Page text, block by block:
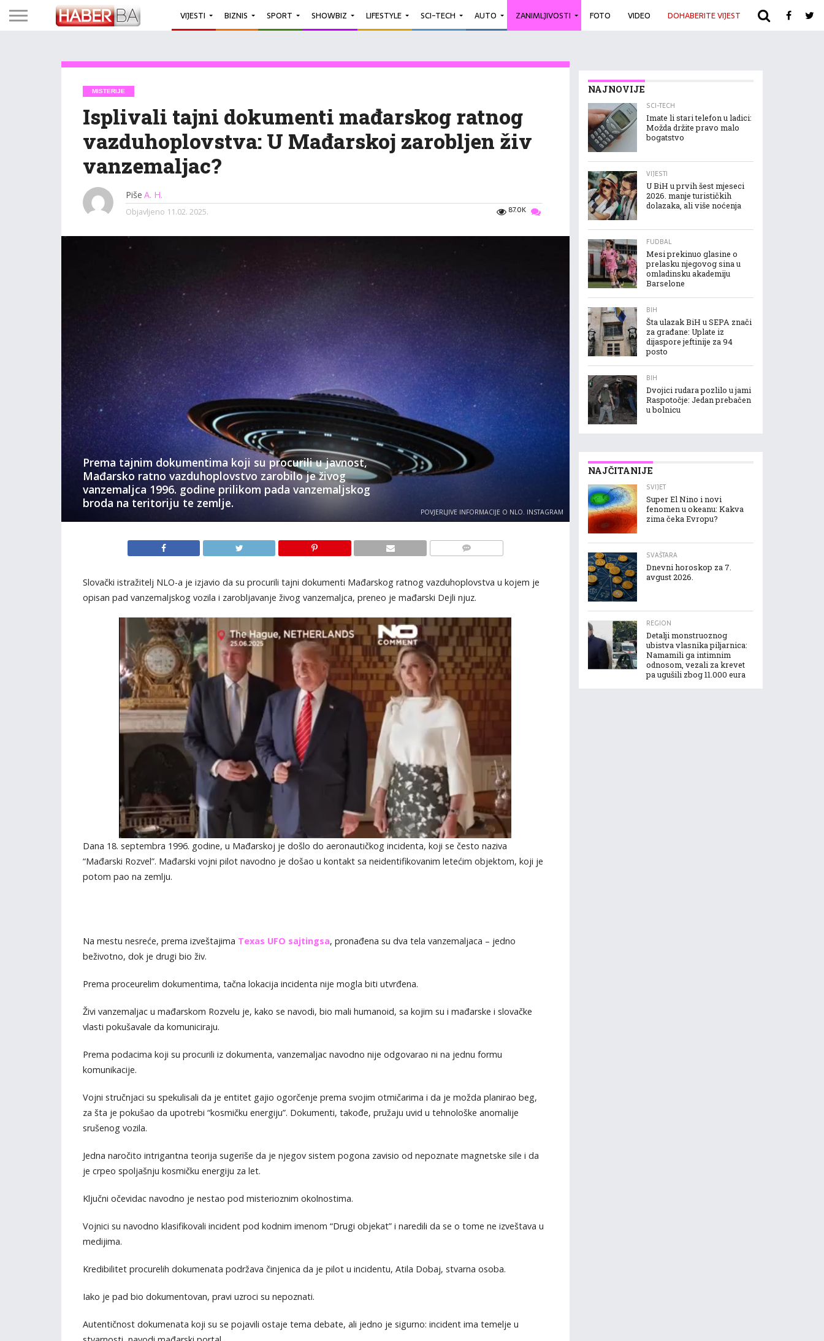
VIJESTI BIZNIS SPORT SHOWBIZ LIFESTYLE SCI-TECH AUTO ZANIMLJIVOSTI FOTO VIDEO DOHABERITE VIJEST ARHIVA
MISTERIJE
Isplivali tajni dokumenti mađarskog ratnog
vazduhoplovstva: U Mađarskoj zarobljen živ
vanzemaljac?
Piše A. H.
87.0K
Objavljeno 11.02. 2025.
Prema tajnim dokumentima koji su procurili u javnost,
Mađarsko ratno vazduhoplovstvo zarobilo je živog
vanzemaljca 1996. godine prilikom pada vanzemaljskog
broda na teritoriju te zemlje.
POVJERLJIVE INFORMACIJE O NLO. INSTAGRAM
Slovački istražitelj NLO-a je izjavio da su procurili tajni dokumenti Mađarskog ratnog vazduhoplovstva u kojem je
opisan pad vanzemaljskog vozila i zarobljavanje živog vanzemaljca, preneo je mađarski Dejli njuz.
Dana 18. septembra 1996. godine, u Mađarskoj je došlo do aeronautičkog incidenta, koji se često naziva
“Mađarski Rozvel”. Mađarski vojni pilot navodno je došao u kontakt sa neidentifikovanim letećim objektom, koji je
potom pao na zemlju.
Na mestu nesreće, prema izveštajima Texas UFO sajtingsa, pronađena su dva tela vanzemaljaca – jedno
beživotno, dok je drugi bio živ.
Prema proceurelim dokumentima, tačna lokacija incidenta nije mogla biti utvrđena.
Živi vanzemaljac u mađarskom Rozvelu je, kako se navodi, bio mali humanoid, sa kojim su i mađarske i slovačke
vlasti pokušavale da komuniciraju.
Prema podacima koji su procurili iz dokumenta, vanzemaljac navodno nije odgovarao ni na jednu formu
komunikacije.
Vojni stručnjaci su spekulisali da je entitet gajio ogorčenje prema svojim otmičarima i da je možda planirao beg,
za šta je pokušao da upotrebi “kosmičku energiju”. Dokumenti, takođe, pružaju uvid u tehnološke anomalije
srušenog vozila.
Jedna naročito intrigantna teorija sugeriše da je njegov sistem pogona zavisio od nepoznate magnetske sile i da
je crpeo spoljašnju kosmičku energiju za let.
Ključni očevidac navodno je nestao pod misterioznim okolnostima.
Vojnici su navodno klasifikovali incident pod kodnim imenom “Drugi objekat” i naredili da se o tome ne izveštava u
medijima.
Kredibilitet procurelih dokumenata podržava činjenica da je pilot u incidentu, Atila Dobaj, stvarna osoba.
Iako je pad bio dokumentovan, pravi uzroci su nepoznati.
Autentičnost dokumenata koji su se pojavili ostaje tema debate, ali jedno je sigurno: incident ima temelje u
NAJNOVIJE
SCI-TECH
Imate li stari telefon u ladici:
Možda držite pravo malo
bogatstvo
VIJESTI
U BiH u prvih šest mjeseci
2026. manje turističkih
dolazaka, ali više noćenja
FUDBAL
Mesi prekinuo glasine o
prelasku njegovog sina u
omladinsku akademiju
Barselone
BIH
Šta ulazak BiH u SEPA znači
za građane: Uplate iz
dijaspore jeftinije za 94
posto
BIH
Dvojici rudara pozlilo u jami
Raspotočje: Jedan prebačen
u bolnicu
NAJČITANIJE
SVIJET
Super El Nino i novi
fenomen u okeanu: Kakva
zima čeka Evropu?
SVAŠTARA
Dnevni horoskop za 7.
avgust 2026.
REGION
Detalji monstruoznog
ubistva vlasnika piljarnica:
Namamili ga intimnim
odnosom, vezali za krevet
pa ugušili zbog 11.000 eura